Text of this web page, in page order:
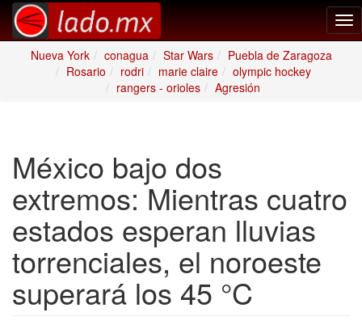
Nueva York
conagua Star Wars
Puebla de Zaragoza
Rosario
rodri marie claire
olympic hockey
rangers - orioles
Agresión
México bajo dos
extremos: Mientras cuatro
estados esperan lluvias
torrenciales, el noroeste
superará los 45 °C